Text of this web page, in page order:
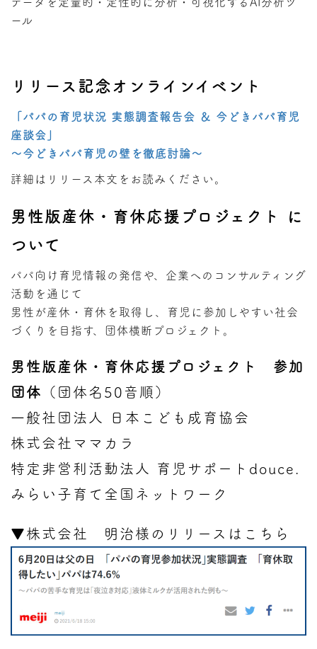
データを定量的・定性的に分析・可視化するAI分析ツ
ール
リリース記念オンラインイベント
「パパの育児状況 実態調査報告会 ＆ 今どきパパ育児
座談会」
～今どきパパ育児の壁を徹底討論～
詳細はリリース本文をお読みください。
男性版産休・育休応援プロジェクト に
ついて
パパ向け育児情報の発信や、企業へのコンサルティング
活動を通じて
男性が産休・育休を取得し、育児に参加しやすい社会
づくりを目指す、団体横断プロジェクト。
男性版産休・育休応援プロジェクト 参加
団体 （団体名50音順）
一般社団法人 日本こども成育協会
株式会社ママカラ
特定非営利活動法人 育児サポートdouce.
みらい子育て全国ネットワーク
▼株式会社 明治様のリリースはこちら